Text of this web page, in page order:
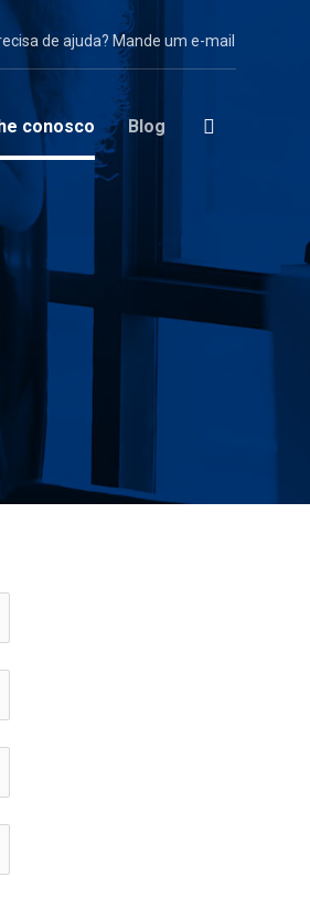
de ajuda? Mande um e-mail
conosco Blog